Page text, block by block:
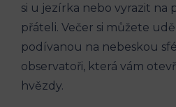
si ‌u jezírka nebo vyrazit na
přáteli. Večer si můžete⁢
podívanou‍ na nebeskou
observatoři, která⁢ vám⁣
hvězdy.